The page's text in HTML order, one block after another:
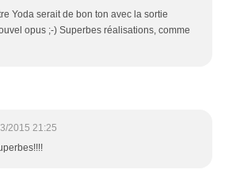
Yoda serait de bon ton avec la sortie
opus ;-) Superbes réalisations, comme
2015 21:25